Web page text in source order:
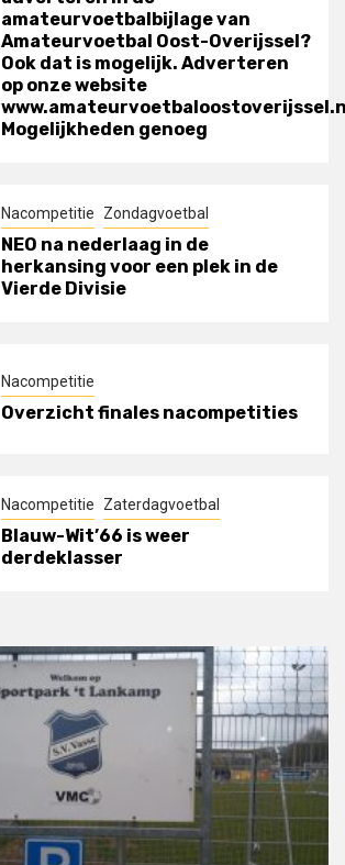
amateurvoetbalbijlage van
Amateurvoetbal Oost-Overijssel?
Ook dat is mogelijk. Adverteren
op onze website
Mogelijkheden genoeg
Nacompetitie Zondagvoetbal
NEO na nederlaag in de
herkansing voor een plek in de
Vierde Divisie
Nacompetitie
Overzicht finales nacompetities
Nacompetitie Zaterdagvoetbal
Blauw-Wit’66 is weer
derdeklasser